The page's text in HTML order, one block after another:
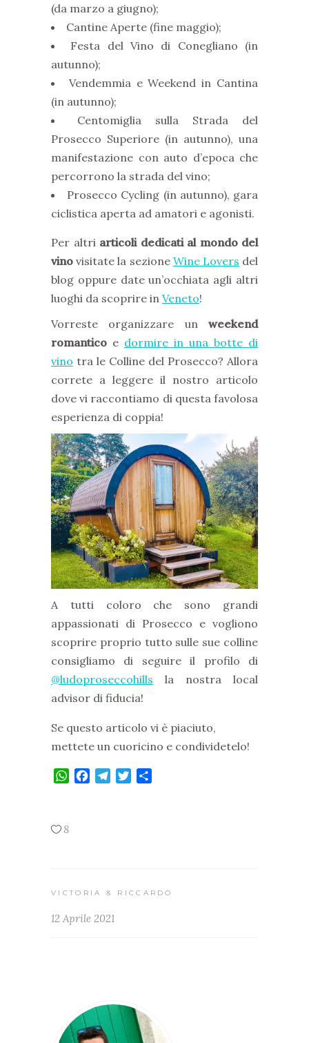
(da marzo a giugno);
Cantine Aperte (fine maggio);
Festa del Vino di Conegliano (in
autunno);
Vendemmia e Weekend in Cantina
(in autunno);
Centomiglia sulla Strada del
Prosecco Superiore (in autunno), una
manifestazione con auto d’epoca che
percorrono la strada del vino;
Prosecco Cycling (in autunno), gara
ciclistica aperta ad amatori e agonisti.
Per altri articoli dedicati al mondo del
vino visitate la sezione Wine Lovers del
blog oppure date un’occhiata agli altri
luoghi da scoprire in Veneto!
Vorreste organizzare un weekend
romantico e dormire in una botte di
vino tra le Colline del Prosecco? Allora
correte a leggere il nostro articolo
dove vi raccontiamo di questa favolosa
esperienza di coppia!
A tutti coloro che sono grandi
appassionati di Prosecco e vogliono
scoprire proprio tutto sulle sue colline
consigliamo di seguire il profilo di
@ludoproseccohills la nostra local
advisor di fiducia!
Se questo articolo vi è piaciuto,
mettete un cuoricino e condividetelo!
WhatsApp
Facebook
Telegram
Twitter
8
VICTORIA & RICCARDO
12 Aprile 2021